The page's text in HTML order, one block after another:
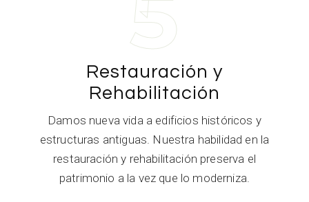
Restauración y
Rehabilitación
Damos nueva vida a edificios históricos y
estructuras antiguas. Nuestra habilidad en la
restauración y rehabilitación preserva el
patrimonio a la vez que lo moderniza.